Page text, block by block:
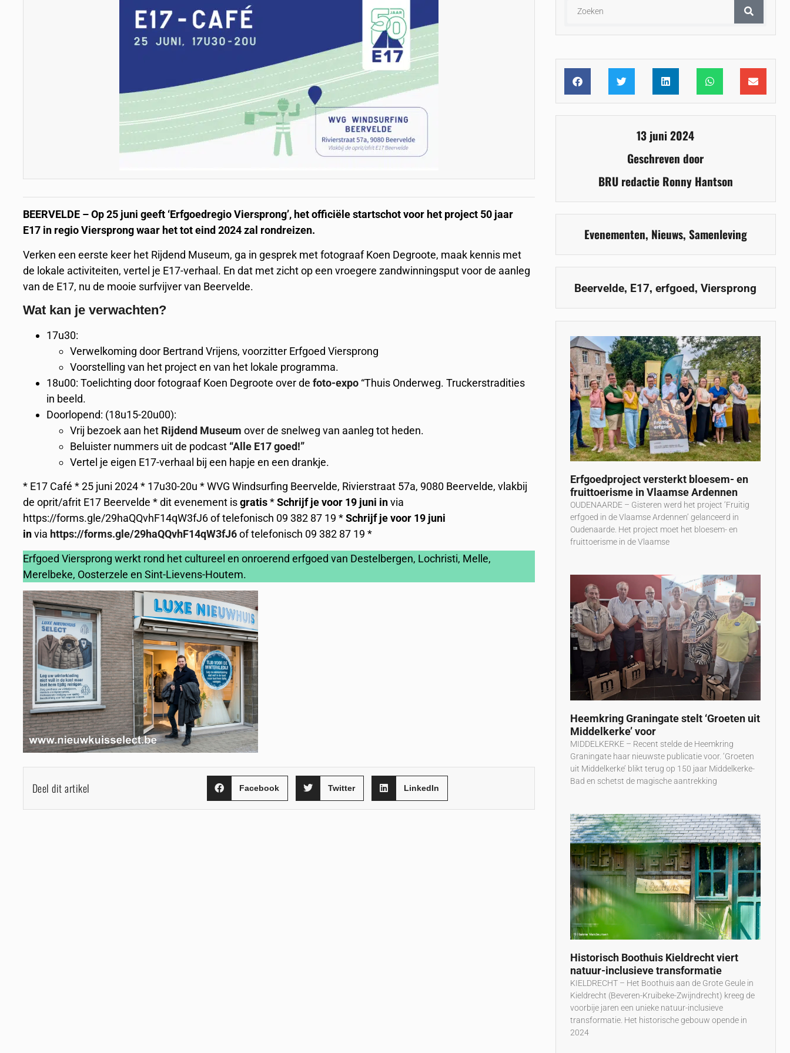
BEERVELDE – Op 25 juni geeft ‘Erfgoedregio Viersprong’, het officiële startschot voor het project 50 jaar
E17 in regio Viersprong waar het tot eind 2024 zal rondreizen.
Verken een eerste keer het Rijdend Museum, ga in gesprek met fotograaf Koen Degroote, maak kennis met
de lokale activiteiten, vertel je E17-verhaal. En dat met zicht op een vroegere zandwinningsput voor de aanleg
van de E17, nu de mooie surfvijver van Beervelde.
Wat kan je verwachten?
17u30:
Verwelkoming door Bertrand Vrijens, voorzitter Erfgoed Viersprong
Voorstelling van het project en van het lokale programma.
18u00: Toelichting door fotograaf Koen Degroote over defoto-expo “Thuis Onderweg. Truckerstradities
in beeld.
Doorlopend: (18u15-20u00):
Vrij bezoek aan het Rijdend Museum over de snelweg van aanleg tot heden.
Beluister nummers uit de podcast “Alle E17 goed!”
Vertel je eigen E17-verhaal bij een hapje en een drankje.
* E17 Café * 25 juni 2024 * 17u30-20u * WVG Windsurfing Beervelde, Rivierstraat 57a, 9080 Beervelde, vlakbij
de oprit/afrit E17 Beervelde * dit evenement isgratis*Schrijf je voor 19 juni invia
https://forms.gle/29haQQvhF14qW3fJ6 of telefonisch 09 382 87 19 *Schrijf je voor 19 juni
invia https://forms.gle/29haQQvhF14qW3fJ6of telefonisch 09 382 87 19 *
Erfgoed Viersprong werkt rond het cultureel en onroerend erfgoed van Destelbergen, Lochristi, Melle,
Merelbeke, Oosterzele en Sint-Lievens-Houtem.
Deel dit artikel Facebook Twitter LinkedIn
13 juni 2024
Geschreven door
BRU redactie Ronny Hantson
Evenementen, Nieuws, Samenleving
Beervelde, E17,erfgoed,Viersprong
Erfgoedproject versterkt bloesem- en
fruittoerisme in Vlaamse Ardennen
OUDENAARDE – Gisteren werd het project ‘Fruitig
erfgoed in de Vlaamse Ardennen’ gelanceerd in
Oudenaarde. Het project moet het bloesem- en
fruittoerisme in de Vlaamse
Heemkring Graningate stelt ‘Groeten uit
Middelkerke’ voor
MIDDELKERKE – Recent stelde de Heemkring
Graningate haar nieuwste publicatie voor. ‘Groeten
uit Middelkerke’ blikt terug op 150 jaar Middelkerke-
Bad en schetst de magische aantrekking
Historisch Boothuis Kieldrecht viert
natuur-inclusieve transformatie
KIELDRECHT – Het Boothuis aan de Grote Geule in
Kieldrecht (Beveren-Kruibeke-Zwijndrecht) kreeg de
voorbije jaren een unieke natuur-inclusieve
transformatie. Het historische gebouw opende in
2024